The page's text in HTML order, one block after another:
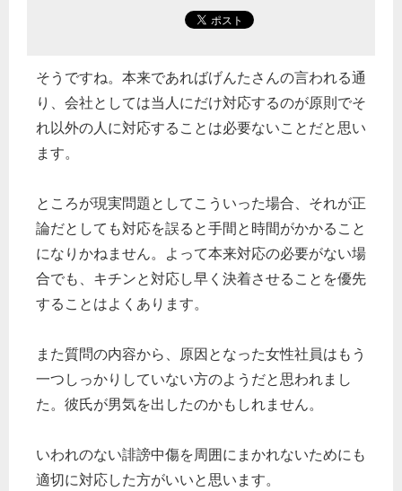
そうですね。本来であればげんたさんの言われる通
り、会社としては当人にだけ対応するのが原則でそ
れ以外の人に対応することは必要ないことだと思い
ます。
ところが現実問題としてこういった場合、それが正
論だとしても対応を誤ると手間と時間がかかること
になりかねません。よって本来対応の必要がない場
合でも、キチンと対応し早く決着させることを優先
することはよくあります。
また質問の内容から、原因となった女性社員はもう
一つしっかりしていない方のようだと思われまし
た。彼氏が男気を出したのかもしれません。
いわれのない誹謗中傷を周囲にまかれないためにも
適切に対応した方がいいと思います。